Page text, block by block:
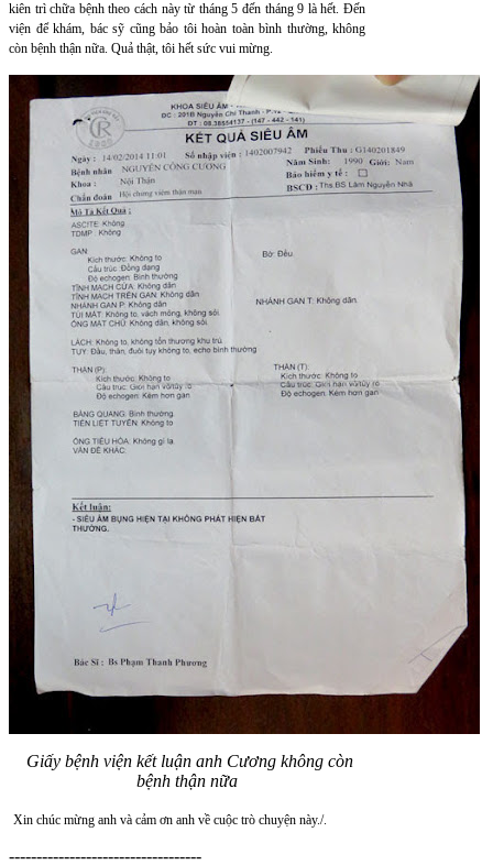
kiên trì chữa bệnh theo cách này từ tháng 5 đến tháng 9 là hết. Đến
viện để khám, bác sỹ cũng bảo tôi hoàn toàn bình thường, không
còn bệnh thận nữa. Quả thật, tôi hết sức vui mừng.
Giấy bệnh viện kết luận anh Cương không còn
bệnh thận nữa
Xin chúc mừng anh và cảm ơn anh về cuộc trò chuyện này./.
-----------------------------------